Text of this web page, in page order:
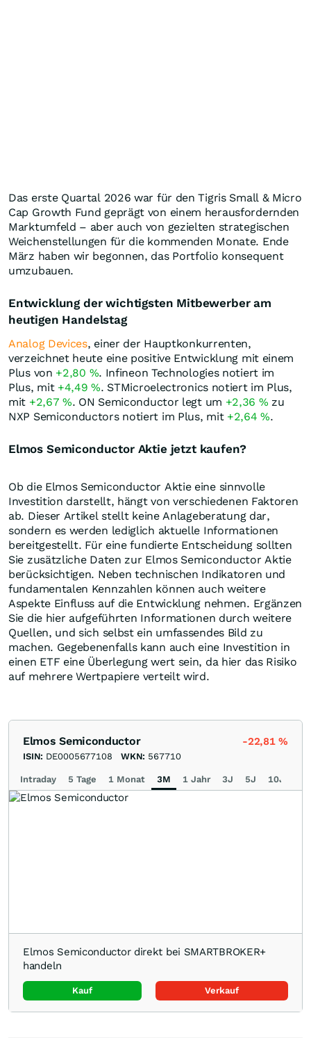
Das erste Quartal 2026 war für den Tigris Small & Micro
Cap Growth Fund geprägt von einem herausfordernden
Marktumfeld – aber auch von gezielten strategischen
Weichenstellungen für die kommenden Monate. Ende
März haben wir begonnen, das Portfolio konsequent
umzubauen.
Entwicklung der wichtigsten Mitbewerber am
heutigen Handelstag
Analog Devices, einer der Hauptkonkurrenten,
verzeichnet heute eine positive Entwicklung mit einem
Plus von +2,80 %. Infineon Technologies notiert im
Plus, mit +4,49%. STMicroelectronics notiert im Plus,
mit +2,67%. ON Semiconductor legt um +2,36 % zu
NXP Semiconductors notiert im Plus, mit +2,64%.
Elmos Semiconductor Aktie jetzt kaufen?
Ob die Elmos Semiconductor Aktie eine sinnvolle
Investition darstellt, hängt von verschiedenen Faktoren
ab. Dieser Artikel stellt keine Anlageberatung dar,
sondern es werden lediglich aktuelle Informationen
bereitgestellt. Für eine fundierte Entscheidung sollten
Sie zusätzliche Daten zur Elmos Semiconductor Aktie
berücksichtigen. Neben technischen Indikatoren und
fundamentalen Kennzahlen können auch weitere
Aspekte Einfluss auf die Entwicklung nehmen. Ergänzen
Sie die hier aufgeführten Informationen durch weitere
Quellen, und sich selbst ein umfassendes Bild zu
machen. Gegebenenfalls kann auch eine Investition in
einen ETF eine Überlegung wert sein, da hier das Risiko
auf mehrere Wertpapiere verteilt wird.
Elmos Semiconductor -22,81%
ISIN: DE0005677108 WKN: 567710
Intraday 5 Tage 1 Monat 3M 1 Jahr 3J 5J 10J
Elmos Semiconductor direkt bei SMARTBROKER+
handeln
Kauf Verkauf